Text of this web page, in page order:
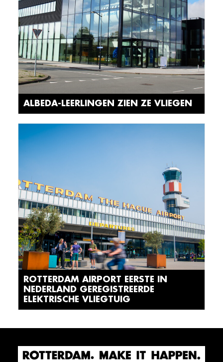
ALBEDA-LEERLINGEN ZIEN ZE VLIEGEN
ROTTERDAM AIRPORT EERSTE IN
NEDERLAND GEREGISTREERDE
ELEKTRISCHE VLIEGTUIG